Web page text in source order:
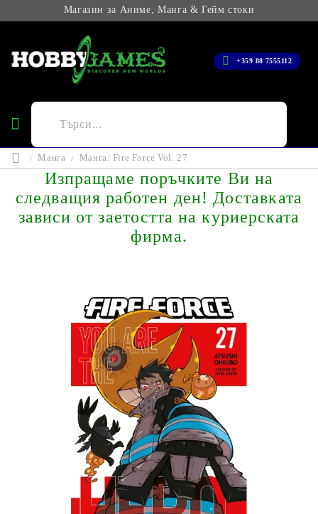
Магазин за Аниме, Манга & Гейм стоки
+359 88 7555112
Манга Манга: Fire Force Vol. 27
Изпращаме поръчките Ви на
следващия работен ден! Доставката
зависи от заетостта на куриерската
фирма.